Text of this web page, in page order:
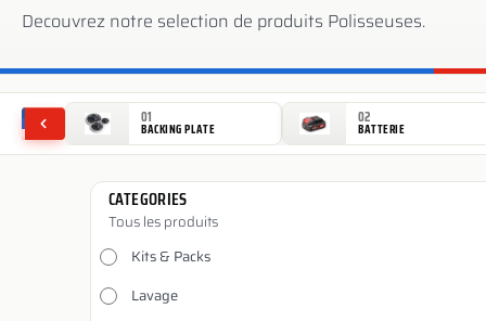
Decouvrez notre selection de produits Polisseuses.
01
BACKING PLATE
02
BATTERIE
CATEGORIES
Tous les produits
Kits & Packs
Lavage